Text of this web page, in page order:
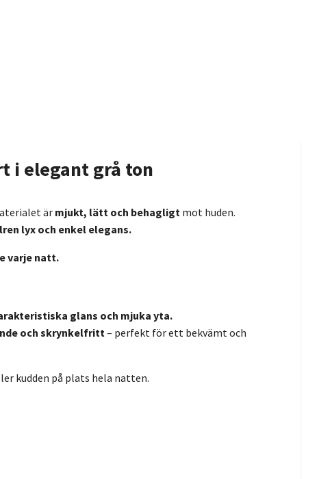
i elegant grå ton
ärmjukt, lätt och behagligt mot huden.
lyx och enkel elegans.
varje natt.
glans och mjuka yta.
och skrynkelfritt– perfekt för ett bekvämt och
kudden på plats hela natten.